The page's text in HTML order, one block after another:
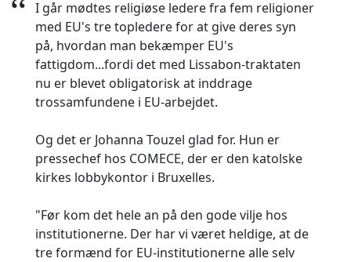
“ I går mødtes religiøse ledere fra fem religioner
med EU's tre topledere for at give deres syn
på, hvordan man bekæmper EU's
fattigdom...fordi det med Lissabon-traktaten
nu er blevet obligatorisk at inddrage
trossamfundene i EU-arbejdet.
Og det er Johanna Touzel glad for. Hun er
pressechef hos COMECE, der er den katolske
kirkes lobbykontor i Bruxelles.
"Før kom det hele an på den gode vilje hos
institutionerne. Der har vi været heldige, at de
tre formænd for EU-institutionerne alle selv